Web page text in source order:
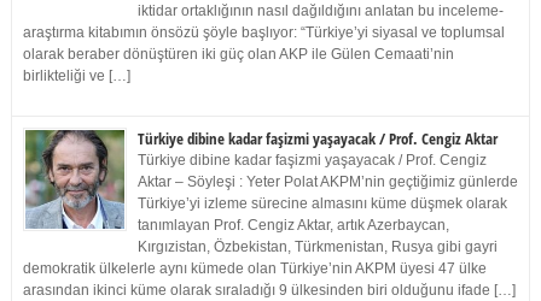
iktidar ortaklığının nasıl dağıldığını anlatan bu inceleme-
araştırma kitabımın önsözü şöyle başlıyor: “Türkiye’yi siyasal ve toplumsal
olarak beraber dönüştüren iki güç olan AKP ile Gülen Cemaati’nin
birlikteliği ve […]
Türkiye dibine kadar faşizmi yaşayacak / Prof. Cengiz Aktar
Türkiye dibine kadar faşizmi yaşayacak / Prof. Cengiz
Aktar – Söyleşi : Yeter Polat AKPM’nin geçtiğimiz günlerde
Türkiye’yi izleme sürecine almasını küme düşmek olarak
tanımlayan Prof. Cengiz Aktar, artık Azerbaycan,
Kırgızistan, Özbekistan, Türkmenistan, Rusya gibi gayri
demokratik ülkelerle aynı kümede olan Türkiye’nin AKPM üyesi 47 ülke
arasından ikinci küme olarak sıraladığı 9 ülkesinden biri olduğunu ifade […]